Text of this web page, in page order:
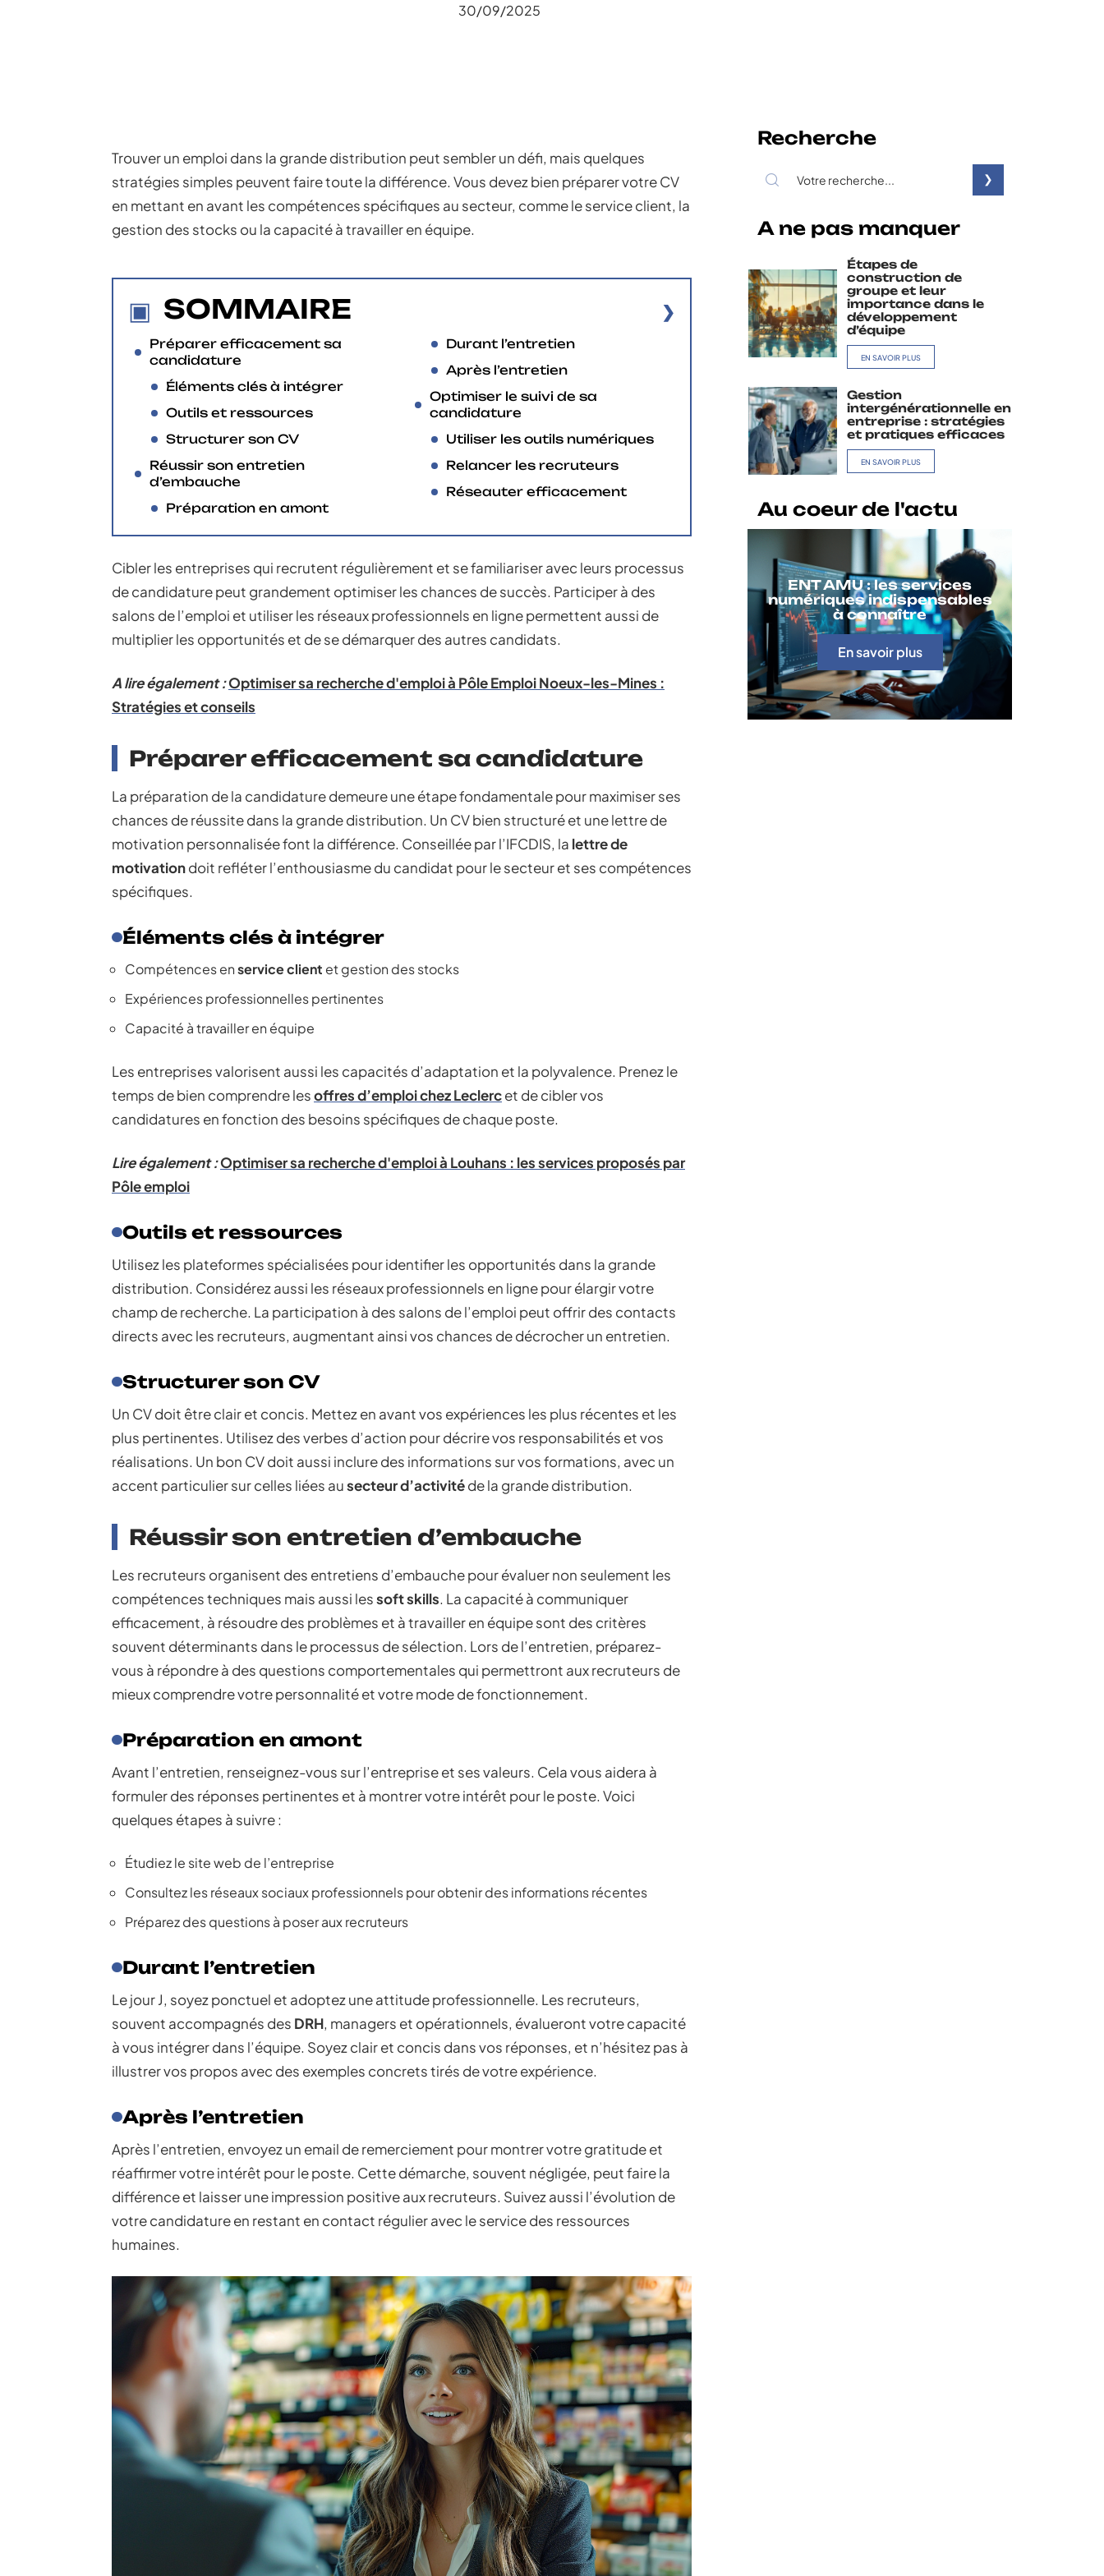
30/09/2025
Trouver un emploi dans la grande distribution peut sembler un défi, mais quelques
stratégies simples peuvent faire toute la différence. Vous devez bien préparer votre CV
en mettant en avant les compétences spécifiques au secteur, comme le service client, la
gestion des stocks ou la capacité à travailler en équipe.
SOMMAIRE
Préparer efficacement sa
candidature
Éléments clés à intégrer
Outils et ressources
Structurer son CV
Réussir son entretien
d’embauche
Préparation en amont
Durant l’entretien
Après l’entretien
Optimiser le suivi de sa
candidature
Utiliser les outils numériques
Relancer les recruteurs
Réseauter efficacement
Cibler les entreprises qui recrutent régulièrement et se familiariser avec leurs processus
de candidature peut grandement optimiser les chances de succès. Participer à des
salons de l’emploi et utiliser les réseaux professionnels en ligne permettent aussi de
multiplier les opportunités et de se démarquer des autres candidats.
A lire également :Optimiser sa recherche d'emploi à Pôle Emploi Noeux-les-Mines :
Stratégies et conseils
Préparer efficacement sa candidature
La préparation de la candidature demeure une étape fondamentale pour maximiser ses
chances de réussite dans la grande distribution. Un CV bien structuré et une lettre de
motivation personnalisée font la différence. Conseillée par l’IFCDIS, la lettre de
motivationdoit refléter l’enthousiasme du candidat pour le secteur et ses compétences
spécifiques.
Éléments clés à intégrer
Compétences enservice client et gestion des stocks
Expériences professionnelles pertinentes
Capacité à travailler en équipe
Les entreprises valorisent aussi les capacités d’adaptation et la polyvalence. Prenez le
temps de bien comprendre lesoffres d’emploi chez Leclercet de cibler vos
candidatures en fonction des besoins spécifiques de chaque poste.
Lire également :Optimiser sa recherche d'emploi à Louhans : les services proposés par
Pôle emploi
Outils et ressources
Utilisez les plateformes spécialisées pour identifier les opportunités dans la grande
distribution. Considérez aussi les réseaux professionnels en ligne pour élargir votre
champ de recherche. La participation à des salons de l’emploi peut offrir des contacts
directs avec les recruteurs, augmentant ainsi vos chances de décrocher un entretien.
Structurer son CV
Un CV doit être clair et concis. Mettez en avant vos expériences les plus récentes et les
plus pertinentes. Utilisez des verbes d’action pour décrire vos responsabilités et vos
réalisations. Un bon CV doit aussi inclure des informations sur vos formations, avec un
accent particulier sur celles liées ausecteur d’activitéde la grande distribution.
Réussir son entretien d’embauche
Les recruteurs organisent des entretiens d’embauche pour évaluer non seulement les
compétences techniques mais aussi lessoft skills. La capacité à communiquer
efficacement, à résoudre des problèmes et à travailler en équipe sont des critères
souvent déterminants dans le processus de sélection. Lors de l’entretien, préparez-
vous à répondre à des questions comportementales qui permettront aux recruteurs de
mieux comprendre votre personnalité et votre mode de fonctionnement.
Préparation en amont
Avant l’entretien, renseignez-vous sur l’entreprise et ses valeurs. Cela vous aidera à
formuler des réponses pertinentes et à montrer votre intérêt pour le poste. Voici
quelques étapes à suivre :
Étudiez le site web de l’entreprise
Consultez les réseaux sociaux professionnels pour obtenir des informations récentes
Préparez des questions à poser aux recruteurs
Durant l’entretien
Le jour J, soyez ponctuel et adoptez une attitude professionnelle. Les recruteurs,
souvent accompagnés des DRH, managers et opérationnels, évalueront votre capacité
à vous intégrer dans l’équipe. Soyez clair et concis dans vos réponses, et n’hésitez pas à
illustrer vos propos avec des exemples concrets tirés de votre expérience.
Après l’entretien
Après l’entretien, envoyez un email de remerciement pour montrer votre gratitude et
réaffirmer votre intérêt pour le poste. Cette démarche, souvent négligée, peut faire la
différence et laisser une impression positive aux recruteurs. Suivez aussi l’évolution de
votre candidature en restant en contact régulier avec le service des ressources
humaines.
Recherche
A ne pas manquer
Étapes de
construction de
groupe et leur
importance dans le
développement
d’équipe
EN SAVOIR PLUS
Gestion
intergénérationnelle en
entreprise : stratégies
et pratiques efficaces
EN SAVOIR PLUS
Au coeur de l'actu
ENT AMU : les services
numériques indispensables
à connaître
En savoir plus